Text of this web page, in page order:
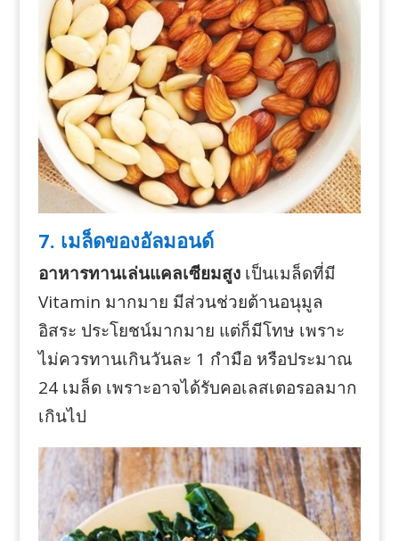
7. เมล็ดของอัลมอนด์
อาหารทานเล่นแคลเซียมสูงเป็นเมล็ดที่มี
Vitamin มากมาย มีส่วนช่วยต้านอนุมูล
อิสระ ประโยชน์มากมาย แต่ก็มีโทษ เพราะ
ไม่ควรทานเกินวันละ 1 กำมือ หรือประมาณ
24 เมล็ด เพราะอาจได้รับคอเลสเตอรอลมาก
เกินไป